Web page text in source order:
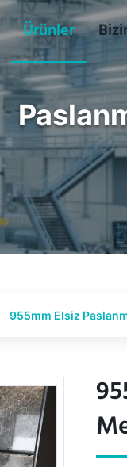
Ürünler
955mm Elsiz